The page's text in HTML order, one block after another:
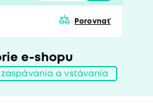
Porovnať
e-shopu
zaspávania a vstávania